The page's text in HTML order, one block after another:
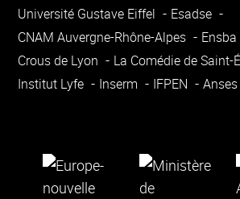
Université Gustave Eiffel
Esadse
CNAM Auvergne-Rhône-Alpes
Crous de Lyon
La Comédie de Saint-
Institut Lyfe
Inserm IFPEN Anses